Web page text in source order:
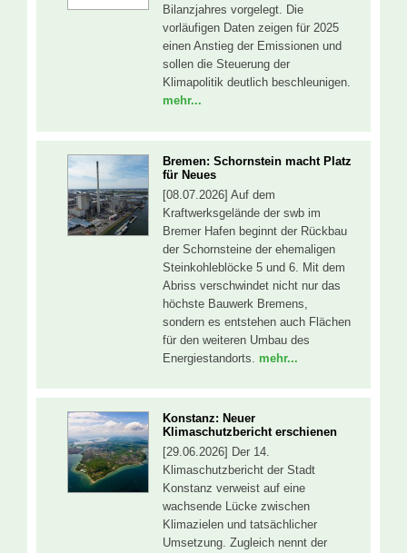
Bilanzjahres vorgelegt. Die
vorläufigen Daten zeigen für 2025
einen Anstieg der Emissionen und
sollen die Steuerung der
Klimapolitik deutlich beschleunigen.
mehr...
Bremen: Schornstein macht Platz
für Neues
[08.07.2026] Auf dem
Kraftwerksgelände der swb im
Bremer Hafen beginnt der Rückbau
der Schornsteine der ehemaligen
Steinkohleblöcke 5 und 6. Mit dem
Abriss verschwindet nicht nur das
höchste Bauwerk Bremens,
sondern es entstehen auch Flächen
für den weiteren Umbau des
Energiestandorts. mehr...
Konstanz: Neuer
Klimaschutzbericht erschienen
[29.06.2026] Der 14.
Klimaschutzbericht der Stadt
Konstanz verweist auf eine
wachsende Lücke zwischen
Klimazielen und tatsächlicher
Umsetzung. Zugleich nennt der